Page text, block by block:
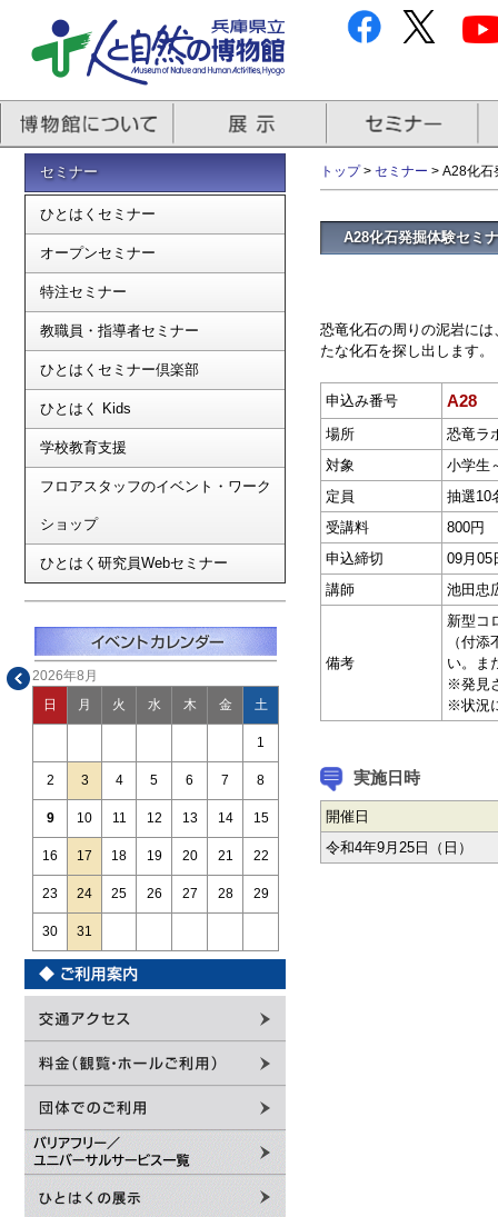
セミナー
ひとはくセミナー
オープンセミナー
特注セミナー
教職員・指導者セミナー
ひとはくセミナー倶楽部
ひとはく Kids
学校教育支援
フロアスタッフのイベント・ワーク
ショップ
ひとはく研究員Webセミナー
2026年8月
日 月 火 水 木 金 土
1
2 3 4 5 6 7 8
9 10 11 12 13 14 15
16 17 18 19 20 21 22
23 24 25 26 27 28 29
30 31
トップ> セミナー > A28化
A28化石発掘体験セミ
恐竜化石の周りの泥岩に
たな化石を探し出します。
申込み番号 A28
場所
恐竜ラ
対象
小学生
定員
抽選10
受講料
800円
申込締切
09月05
講師
池田忠
備考
新型コ
（付
い。ま
※発見
※状況
実施日時
開催日
令和4年9月25日（日）